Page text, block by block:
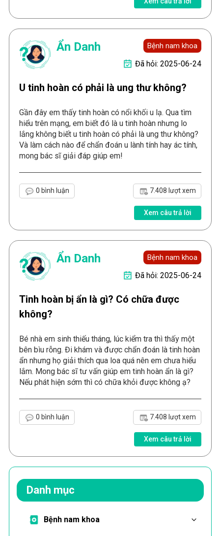
Ẩn Danh Bệnh nam khoa
Đã hỏi: 2025-06-24
U tinh hoàn có phải là ung thư không?
Gần đây em thấy tinh hoàn có nổi khối u lạ. Qua tìm
hiểu trên mạng, em biết đó là u tinh hoàn nhưng lo
lắng không biết u tinh hoàn có phải là ung thư không?
Và làm cách nào để chẩn đoán u lành tính hay ác tính,
mong bác sĩ giải đáp giúp em!
0 bình luận 7.408 lượt xem
Xem câu trả lời
Ẩn Danh Bệnh nam khoa
Đã hỏi: 2025-06-24
Tinh hoàn bị ẩn là gì? Có chữa được
không?
Bé nhà em sinh thiếu tháng, lúc kiểm tra thì thấy một
bên bìu rỗng. Đi khám và được chẩn đoán là tinh hoàn
ẩn nhưng họ giải thích qua loa quá nên em chưa hiểu
lắm. Mong bác sĩ tư vấn giúp em tinh hoàn ẩn là gì?
Nếu phát hiện sớm thì có chữa khỏi được không ạ?
0 bình luận 7.408 lượt xem
Xem câu trả lời
Danh mục
Bệnh nam khoa